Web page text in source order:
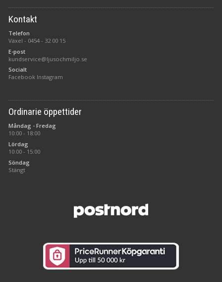
Kontakt
Telefon
Växel - 0454 - 32 00 15
E-post
kundservice@ljusochmiljo.se
Socialt
Facebook Instagram
Ordinarie öppettider
Måndag - Fredag
10:00 - 18:00
Lördag
10:00 - 15:00
Söndag
Stängt